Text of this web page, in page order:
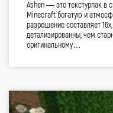
Ashen — это текстурпак в
Minecraft богатую и
разрешение составляет
детализированны, чем
оригинальному…